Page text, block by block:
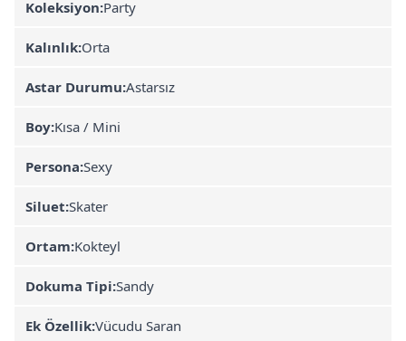
Koleksiyon:Party
Kalınlık:Orta
Astar Durumu:Astarsız
Boy:Kısa / Mini
Persona:Sexy
Siluet:Skater
Ortam:Kokteyl
Dokuma Tipi:Sandy
Ek Özellik:Vücudu Saran